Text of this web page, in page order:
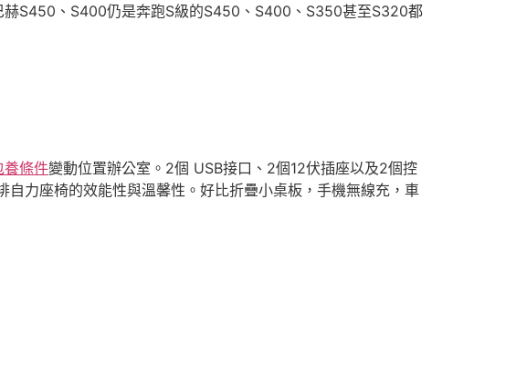
S450、S400仍是奔跑S級的S450、S400、S350甚至S320都
養條件變動位置辦公室。2個 USB接口、2個12伏插座以及2個控
力座椅的效能性與溫馨性。好比折疊小桌板，手機無線充，車